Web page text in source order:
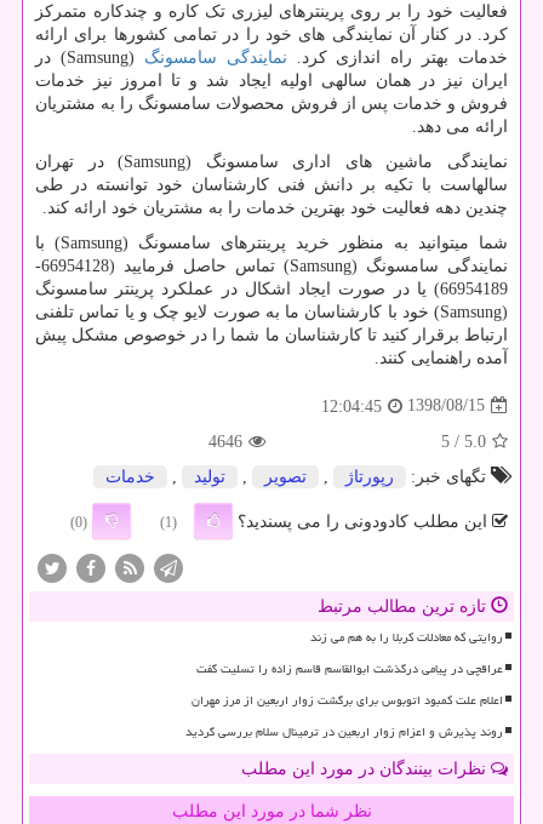
فعالیت خود را بر روی پرینترهای لیزری تک کاره و چندکاره متمرکز
کرد. در کنار آن نمایندگی های خود را در تمامی کشورها برای ارائه
خدمات بهتر راه اندازی کرد. نمایندگی سامسونگ (
Samsung) در
ایران نیز در همان سالهی اولیه ایجاد شد و تا امروز نیز خدمات
فروش و خدمات پس از فروش محصولات سامسونگ را به مشتریان
ارائه می دهد.
نمایندگی ماشین های اداری سامسونگ (Samsung) در تهران
سالهاست با تکیه بر دانش فنی کارشناسان خود توانسته در طی
چندین دهه فعالیت خود بهترین خدمات را به مشتریان خود ارائه کند.
شما میتوانید به منظور خرید پرینترهای سامسونگ (Samsung) با
نمایندگی سامسونگ (Samsung) تماس حاصل فرمایید (66954128-
66954189) یا در صورت ایجاد اشکال در عملکرد پرینتر سامسونگ
(Samsung) خود با کارشناسان ما به صورت لایو چک و یا تماس تلفنی
ارتباط برقرار کنید تا کارشناسان ما شما را در خوصوص مشکل پیش
آمده راهنمایی کنند.
1398/08/15
12:04:45
5.0
/ 5
4646
تگهای خبر:
رپورتاژ , تصویر , تولید , خدمات
این مطلب کادودونی را می پسندید؟ (1)
(0)
تازه ترین مطالب مرتبط
روایتی که معادلات کربلا را به هم می زند
عراقچی در پیامی درگذشت ابوالقاسم قاسم زاده را تسلیت گفت
اعلام علت کمبود اتوبوس برای برگشت زوار اربعین از مرز مهران
روند پذیرش و اعزام زوار اربعین در ترمینال سلام بررسی گردید
نظرات بینندگان در مورد این مطلب
نظر شما در مورد این مطلب